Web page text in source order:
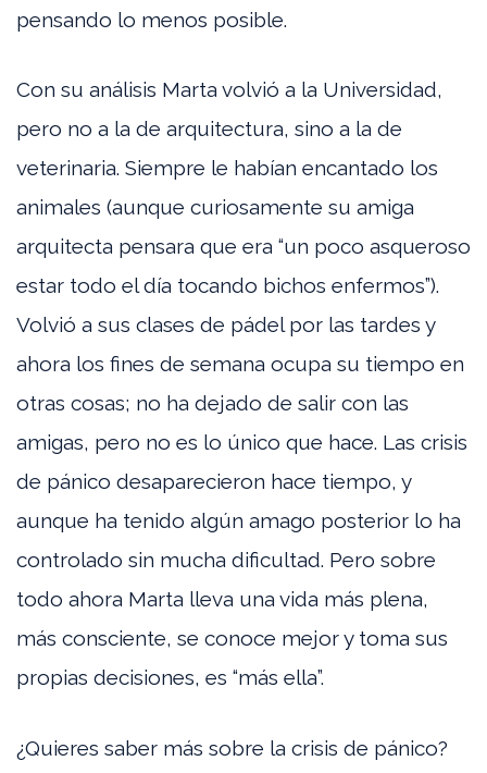
pensando lo menos posible.
Con su análisis Marta volvió a la Universidad,
pero no a la de arquitectura, sino a la de
veterinaria. Siempre le habían encantado los
animales (aunque curiosamente su amiga
arquitecta pensara que era “un poco asqueroso
estar todo el día tocando bichos enfermos”).
Volvió a sus clases de pádel por las tardes y
ahora los fines de semana ocupa su tiempo en
otras cosas; no ha dejado de salir con las
amigas, pero no es lo único que hace. Las crisis
de pánico desaparecieron hace tiempo, y
aunque ha tenido algún amago posterior lo ha
controlado sin mucha dificultad. Pero sobre
todo ahora Marta lleva una vida más plena,
más consciente, se conoce mejor y toma sus
propias decisiones, es “más ella”.
¿Quieres saber más sobre la crisis de pánico?